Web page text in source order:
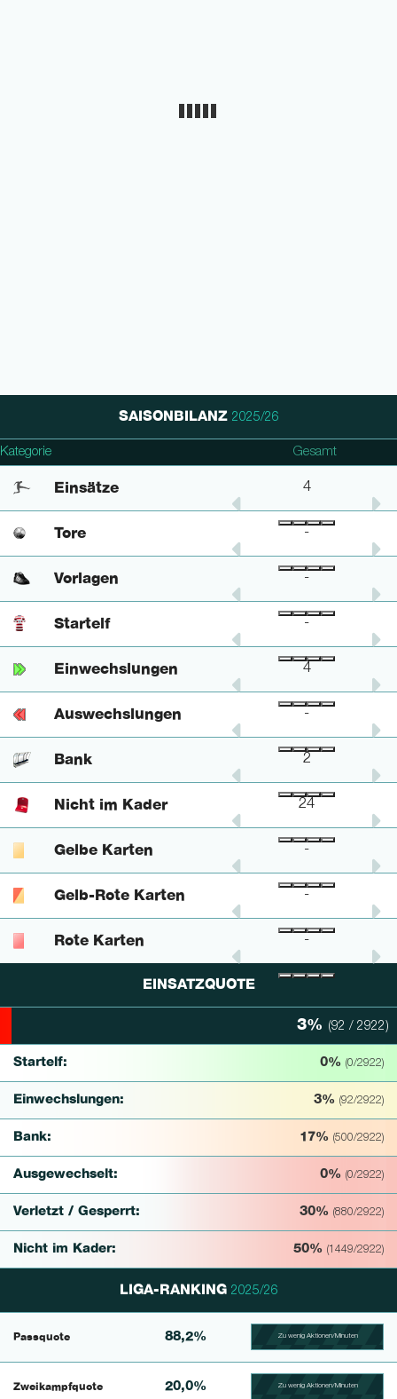
SAISONBILANZ 2025/26
Kategorie
Champions League Gesamt
Einsätze
1 4
Tore
- -
Vorlagen
- -
Startelf
- -
Einwechslungen
1 4
Auswechslungen
- -
Bank
- 2
Nicht im Kader
7 24
Gelbe Karten
- -
Gelb-Rote Karten
- -
Rote Karten
- -
EINSATZQUOTE
3% (92 / 2922)
Startelf: 0% (0/2922)
Einwechslungen: 3% (92/2922)
Bank: 17% (500/2922)
Ausgewechselt: 0% (0/2922)
Verletzt / Gesperrt: 30% (880/2922)
Nicht im Kader: 50% (1449/2922)
LIGA-RANKING 2025/26
Passquote 88,2% Zu wenig Aktionen/Minuten
Zweikampfquote 20,0% Zu wenig Aktionen/Minuten